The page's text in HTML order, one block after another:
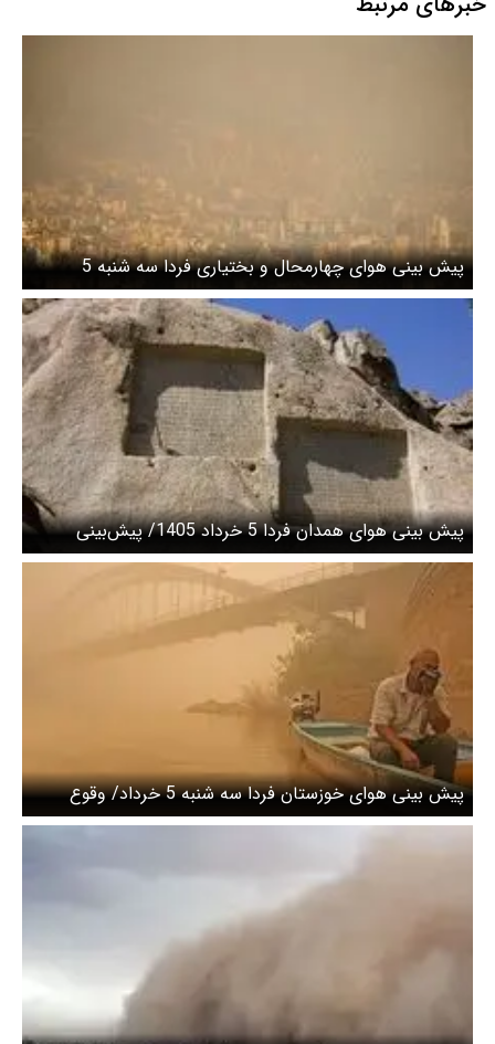
پیش بینی هوای چهارمحال و بختیاری فردا سه شنبه 5
خرداد/ افزایش شاخص آلودگی هوا در شهرکرد
پیش بینی هوای همدان فردا 5 خرداد 1405/ پیش‌بینی
آسمان صاف و آفتابی
پیش بینی هوای خوزستان فردا سه شنبه 5 خرداد/ وقوع
تندباد لحظه‌ای و گردوخاک محلی